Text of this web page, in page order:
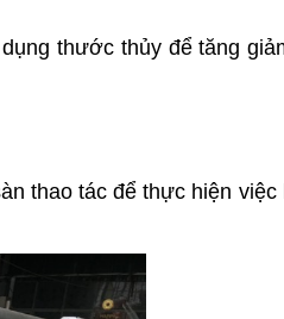
thước thủy để tăng
thao tác để thực hiện